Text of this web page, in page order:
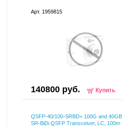
Арт. 1959815
140800 руб. Купить
QSFP-40/100-SRBD= 100G and
SR-BiDi QSFP Transceiver, LC, 100m